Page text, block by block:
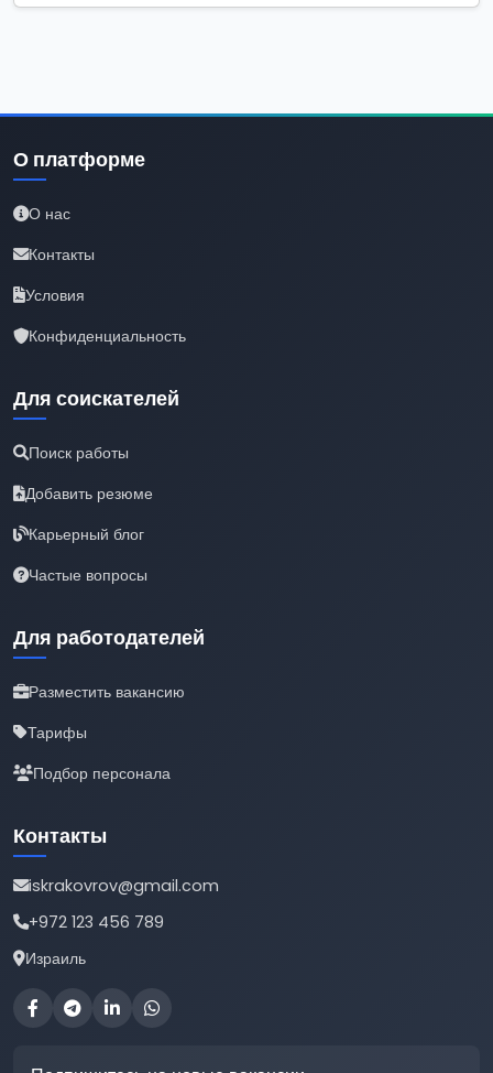
О платформе
О нас
Контакты
Условия
Конфиденциальность
Для соискателей
Поиск работы
Добавить резюме
Карьерный блог
Частые вопросы
Для работодателей
Разместить вакансию
Тарифы
Подбор персонала
Контакты
iskrakovrov@gmail.com
+972 123 456 789
Израиль